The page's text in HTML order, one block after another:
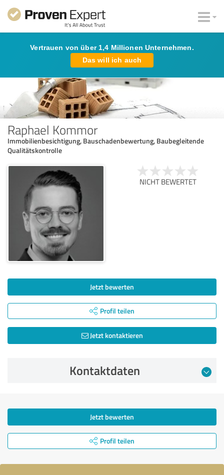
Vertrauen von über 1,4 Millionen Unternehmen.
Das will ich auch
Raphael Kommor
Immobilienbesichtigung, Bauschadenbewertung, Baubegleitende
Qualitätskontrolle
NICHT BEWERTET
Jetzt bewerten
Profil teilen
Jetzt kontaktieren
Kontaktdaten
Jetzt bewerten
Profil teilen